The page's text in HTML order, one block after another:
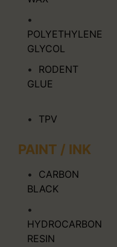
POLYETHYLENE
GLYCOL
RODENT
GLUE
TPV
PAINT / INK
CARBON
BLACK
HYDROCARBON
RESIN